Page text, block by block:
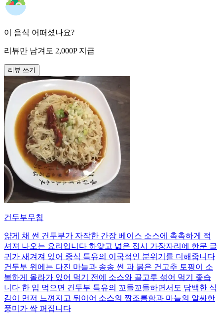
이 음식 어떠셨나요?
리뷰만 남겨도 2,000P 지급
리뷰 쓰기
건두부무침
얇게 채 썬 건두부가 자작한 간장 베이스 소스에 촉촉하게 적
셔져 나오는 요리입니다 하얗고 넓은 접시 가장자리에 한문 글
귀가 새겨져 있어 중식 특유의 이국적인 분위기를 더해줍니다
건두부 위에는 다진 마늘과 송송 썬 파 붉은 건고추 토핑이 소
복하게 올라가 있어 먹기 전에 소스와 골고루 섞어 먹기 좋습
니다 한 입 먹으면 건두부 특유의 꼬들꼬들하면서도 담백한 식
감이 먼저 느껴지고 뒤이어 소스의 짭조름함과 마늘의 알싸한
풍미가 싹 퍼집니다